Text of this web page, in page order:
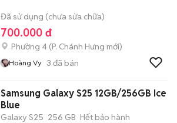
Đã sử dụng (chưa sửa chữa)
700.000 đ
Phường 4 (P. Chánh Hưng mới)
Hoàng Vy 3 đã bán
Samsung Galaxy S25 12GB/256GB Ice
Blue
Galaxy S25 256 GB Hết bảo hành